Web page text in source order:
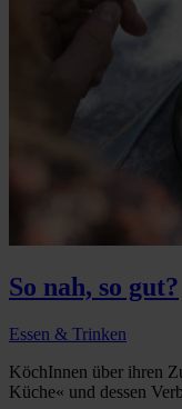
So nah, so gut?
Essen & Trinken
KöchInnen über ihren
Küche« und dessen